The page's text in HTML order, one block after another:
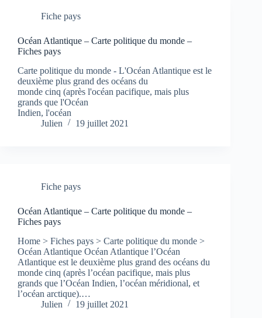
Fiche pays
Océan Atlantique – Carte politique du monde –
Fiches pays
Carte politique du monde - L'Océan Atlantique est le
deuxième plus grand des océans du
monde cinq (après l'océan pacifique, mais plus
grands que l'Océan
Indien, l'océan
Julien
19 juillet 2021
Fiche pays
Océan Atlantique – Carte politique du monde –
Fiches pays
Home > Fiches pays > Carte politique du monde >
Océan Atlantique Océan Atlantique l’Océan
Atlantique est le deuxième plus grand des océans du
monde cinq (après l’océan pacifique, mais plus
grands que l’Océan Indien, l’océan méridional, et
l’océan arctique).…
Julien
19 juillet 2021